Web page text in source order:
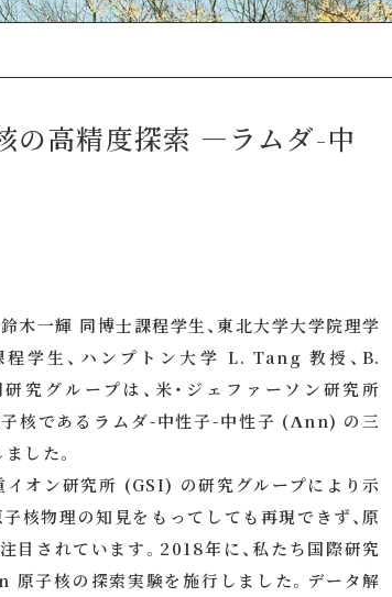
の高精度探索 ―ラムダ-中
木一輝 同博士課程学生、東北大学大学院理学
学生、ハンプトン大学 L. Tang 教授、B.
グループは、米・ジェファーソン研究所
核であるラムダ-中性子-中性子 (Λnn) の三
した。
オン研究所 (GSI) の研究グループにより示
核物理の知見をもってしても再現できず、原
されています。2018年に、私たち国際研究
子核の探索実験を施行しました。データ解